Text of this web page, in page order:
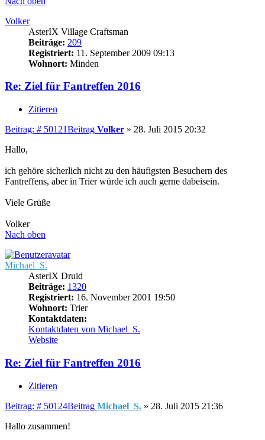
Volker
AsterIX Village Craftsman
Beiträge: 209
Registriert: 11. September 2009 09:13
Wohnort: Minden
Re: Ziel für Fantreffen 2016
Zitieren
Beitrag: # 50121Beitrag Volker » 28. Juli 2015 20:32
Hallo,
ich gehöre sicherlich nicht zu den häufigsten Besuchern des
Fantreffens, aber in Trier würde ich auch gerne dabeisein.
Viele Grüße
Volker
Nach oben
Michael_S.
AsterIX Druid
Beiträge: 1320
Registriert: 16. November 2001 19:50
Wohnort: Trier
Kontaktdaten:
Kontaktdaten von Michael_S.
Website
Re: Ziel für Fantreffen 2016
Zitieren
Beitrag: # 50124Beitrag Michael_S. » 28. Juli 2015 21:36
Hallo zusammen!